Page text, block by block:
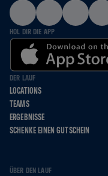
HOL DIR DIE APP
DER LAUF
LOCATIONS
TEAMS
ERGEBNISSE
SCHENKE EINEN GUTSCHEIN
ÜBER DEN LAUF